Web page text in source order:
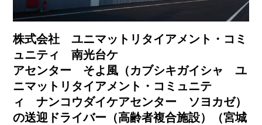
株式会社 ユニマットリタイアメント・コミ
ュニティ 南光台ケ
アセンター そよ風（カブシキガイシャ ユ
ニマットリタイアメント・コミュニテ
ィ ナンコウダイケアセンター ソヨカゼ）
の送迎ドライバー（高齢者複合施設）（宮城